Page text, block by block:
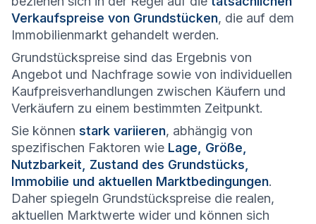
Verkaufspreise von Grundstücken, die auf dem
Immobilienmarkt gehandelt werden.
Grundstückspreise sind das Ergebnis von
Angebot und Nachfrage sowie von individuellen
Kaufpreisverhandlungen zwischen Käufern und
Verkäufern zu einem bestimmten Zeitpunkt.
Sie können stark variieren, abhängig von
spezifischen Faktoren wie Lage, Größe,
Nutzbarkeit, Zustand des Grundstücks,
Immobilie und aktuellen Marktbedingungen.
Daher spiegeln Grundstückspreise die realen,
aktuellen Marktwerte wider und können sich